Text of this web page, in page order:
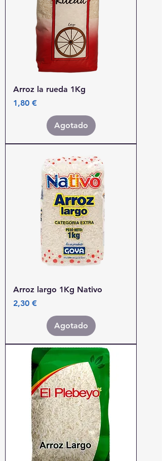
Arroz la rueda 1Kg
Precio
1,80 €
Agotado
Arroz largo 1Kg Nativo
Precio
2,30 €
Agotado